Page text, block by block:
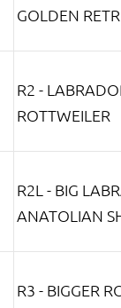
GOLDEN
R2 -
ROTTWEILER
R2L - BIG
ANATOLIAN
R3 - BIGGER